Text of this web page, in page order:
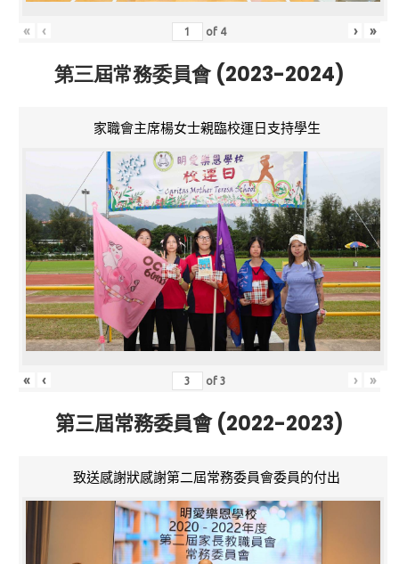
« ‹ of 4 › »
第三屆常務委員會 (2023-2024)
家職會主席楊女士親臨校運日支持學生
« ‹ of3 › »
第三屆常務委員會 (2022-2023)
致送感謝狀感謝第二屆常務委員會委員的付出